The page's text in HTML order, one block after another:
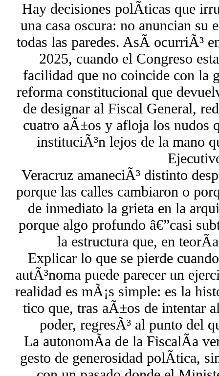
Hay decisiones polÃ­ticas que
una casa oscura: no anuncian su
todas las paredes. AsÃ­ ocurriÃ³
2025, cuando el Congreso
facilidad que no coincide con la
reforma constitucional que
de designar al Fiscal General,
cuatro aÃ±os y afloja los nudos
instituciÃ³n lejos de la mano
Veracruz amaneciÃ³ distinto
porque las calles cambiaron o
de inmediato la grieta en la
porque algo profundo â€”casi
la estructura que, en
Explicar lo que se pierde
autÃ³noma puede parecer un
realidad es mÃ¡s simple: es la
tico que, tras aÃ±os de intentar
poder, regresÃ³ al punto del
La autonomÃ­a de la FiscalÃ­a
gesto de generosidad polÃ­tica,